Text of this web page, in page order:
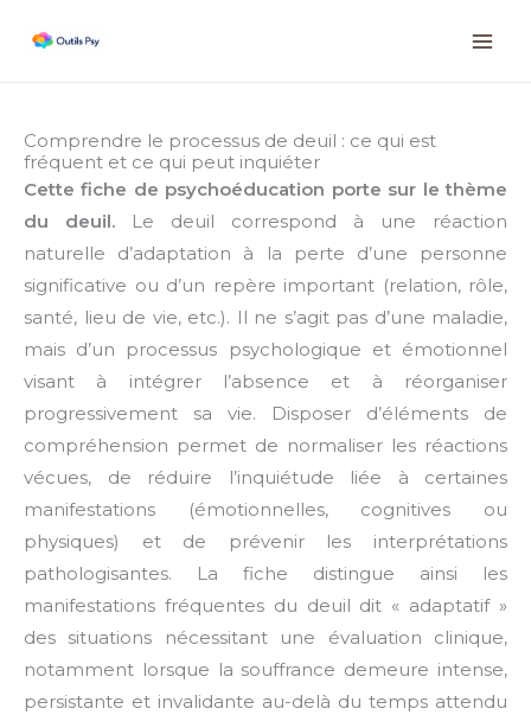
Comprendre le processus de deuil : ce qui est
fréquent et ce qui peut inquiéter
Cette fiche de psychoéducation porte sur le thème
du deuil. Le deuil correspond à une réaction
naturelle d’adaptation à la perte d’une personne
significative ou d’un repère important (relation, rôle,
santé, lieu de vie, etc.). Il ne s’agit pas d’une maladie,
mais d’un processus psychologique et émotionnel
visant à intégrer l’absence et à réorganiser
progressivement sa vie. Disposer d’éléments de
compréhension permet de normaliser les réactions
vécues, de réduire l’inquiétude liée à certaines
manifestations (émotionnelles, cognitives ou
physiques) et de prévenir les interprétations
pathologisantes. La fiche distingue ainsi les
manifestations fréquentes du deuil dit « adaptatif »
des situations nécessitant une évaluation clinique,
notamment lorsque la souffrance demeure intense,
persistante et invalidante au-delà du temps attendu